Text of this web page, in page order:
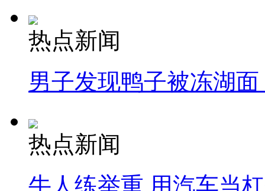
热点新闻
男子发现鸭子被冻湖
热点新闻
牛人练举重 用汽车当